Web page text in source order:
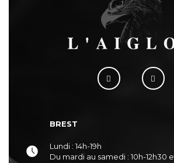
BREST
Lundi : 14h-19h
Du mardi au samedi : 10h-12h30